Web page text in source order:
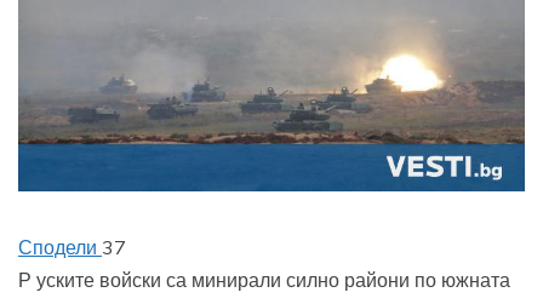
Сподели 37
Р уските войски са минирали силно райони по южната